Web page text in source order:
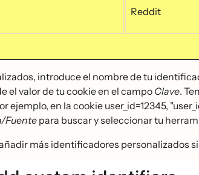
Reddit
introduce el nombre de tu
el valor de tu cookie en el campo Clave.
en la cookie user_id=12345,
Fuente para buscar y seleccionar tu
más identificadores personalizados